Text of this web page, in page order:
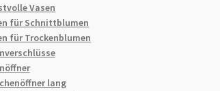
Vasen
für Schnittblumen
für Trockenblumen
lang